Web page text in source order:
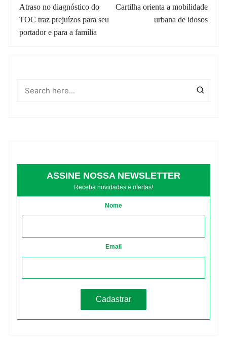
de
post
Atraso no diagnóstico do
TOC traz prejuízos para seu
portador e para a família
Cartilha orienta a mobilidade
urbana de idosos
ASSINE NOSSA NEWSLETTER
Receba novidades e ofertas!
Nome
Email